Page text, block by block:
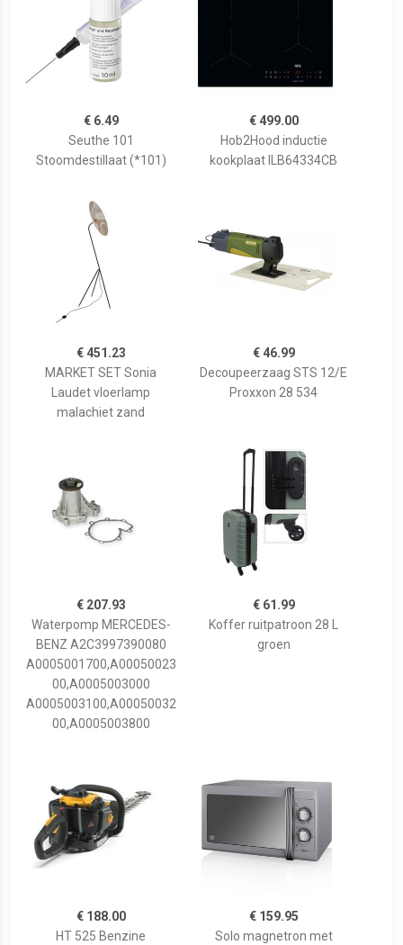
€ 6.49
Seuthe 101
Stoomdestillaat (*101)
€ 499.00
Hob2Hood inductie
kookplaat ILB64334CB
€ 451.23
MARKET SET Sonia
Laudet vloerlamp
malachiet zand
€ 46.99
Decoupeerzaag STS 12/E
Proxxon 28 534
€ 207.93
Waterpomp MERCEDES-
BENZ A2C3997390080
A0005001700,A00050023
00,A0005003000
A0005003100,A00050032
00,A0005003800
€ 61.99
Koffer ruitpatroon 28 L
groen
€ 188.00
HT 525 Benzine
€ 159.95
Solo magnetron met